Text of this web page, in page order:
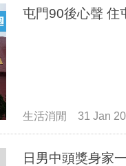
屯門90後心聲 住
生活消閒 31 Jan
日男中頭獎身家